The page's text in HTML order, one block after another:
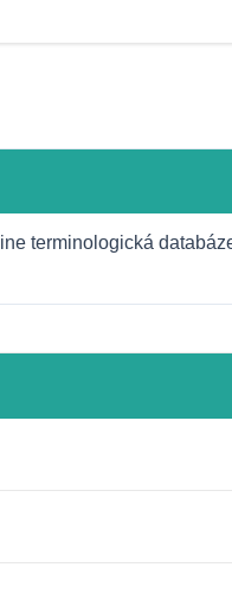
terminologická